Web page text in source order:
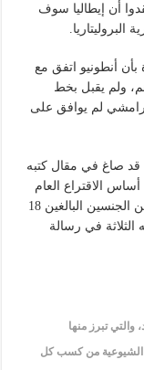
أن إيطاليا سوف
أنطونيو اتفق مع
ولم يقبل بخط
غرامشي لم يوافق على
صاغ في مقال كتبه
الاقتراع العام
السري المباشر المفتوح أمام جميع المواطنين من الجنسين البالغين 18
في رسالة
والتي تبرز منها
الشيوعية من كسب كل